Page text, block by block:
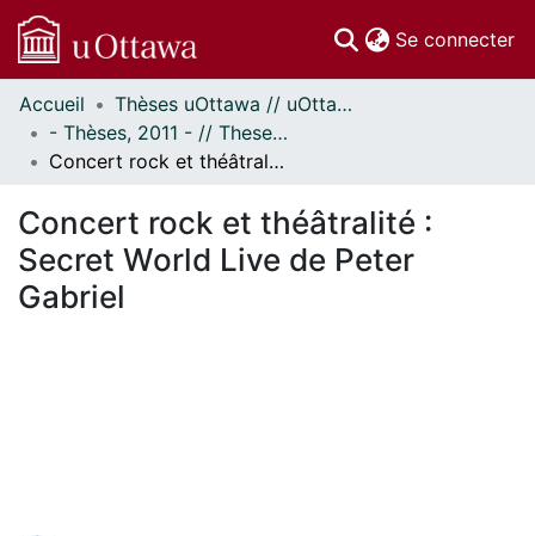
Se connecter
Communautés
et collections
Parcourir
À propos
Accueil
Thèses uOttawa // uOttawa Theses
- Thèses, 2011 - // Theses, 2011 -
Concert rock et théâtralité : Secret World Live de Peter Gabriel
Concert rock et théâtralité :
Secret World Live de Peter
Gabriel